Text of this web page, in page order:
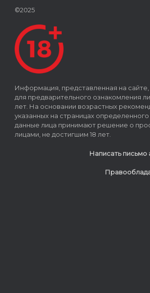
©2025
Информация, представленная на
для предварительного ознакомления
лет. На основании возрастных
указанных на страницах определенного
данные лица принимают решение о
лицами, не достигшим 18 лет.
Написать письмо